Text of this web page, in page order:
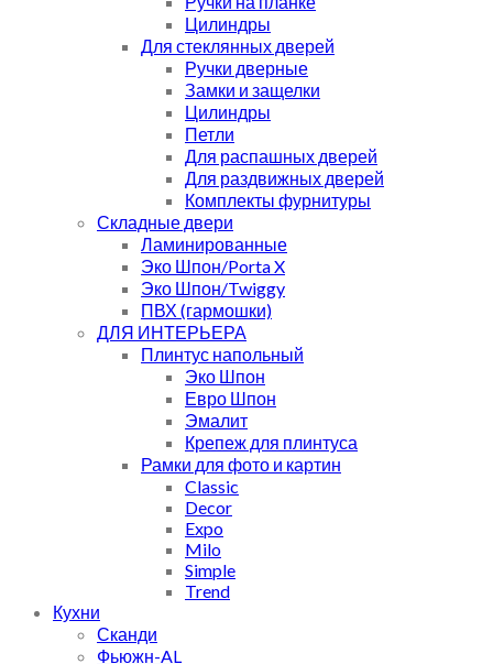
Цилиндры
Для стеклянных дверей
Ручки дверные
Замки и защелки
Цилиндры
Петли
Для распашных дверей
Для раздвижных дверей
Комплекты фурнитуры
Складные двери
Ламинированные
Эко Шпон/Porta X
Эко Шпон/Twiggy
ПВХ (гармошки)
ДЛЯ ИНТЕРЬЕРА
Плинтус напольный
Эко Шпон
Евро Шпон
Эмалит
Крепеж для плинтуса
Рамки для фото и картин
Classic
Decor
Expo
Milo
Simple
Trend
Кухни
Сканди
Фьюжн-AL